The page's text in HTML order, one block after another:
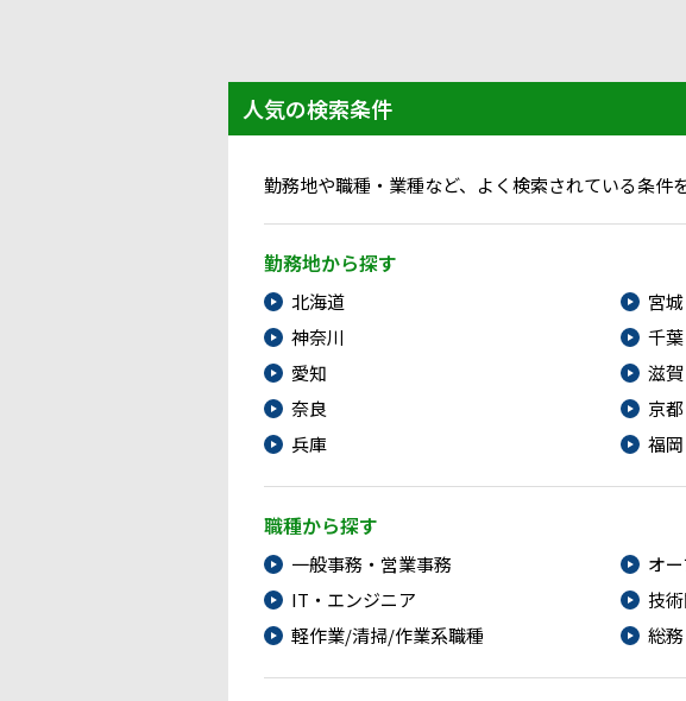
人気の検索条件
勤務地や職種・業種など、よく検索されている条件
勤務地から探す
北海道 宮城
神奈川
千葉
愛知
滋賀
奈良
京都
兵庫
福岡
職種から探す
一般事務・営業事務 オ
IT・エンジニア
技
軽作業/清掃/作業系職種
総務